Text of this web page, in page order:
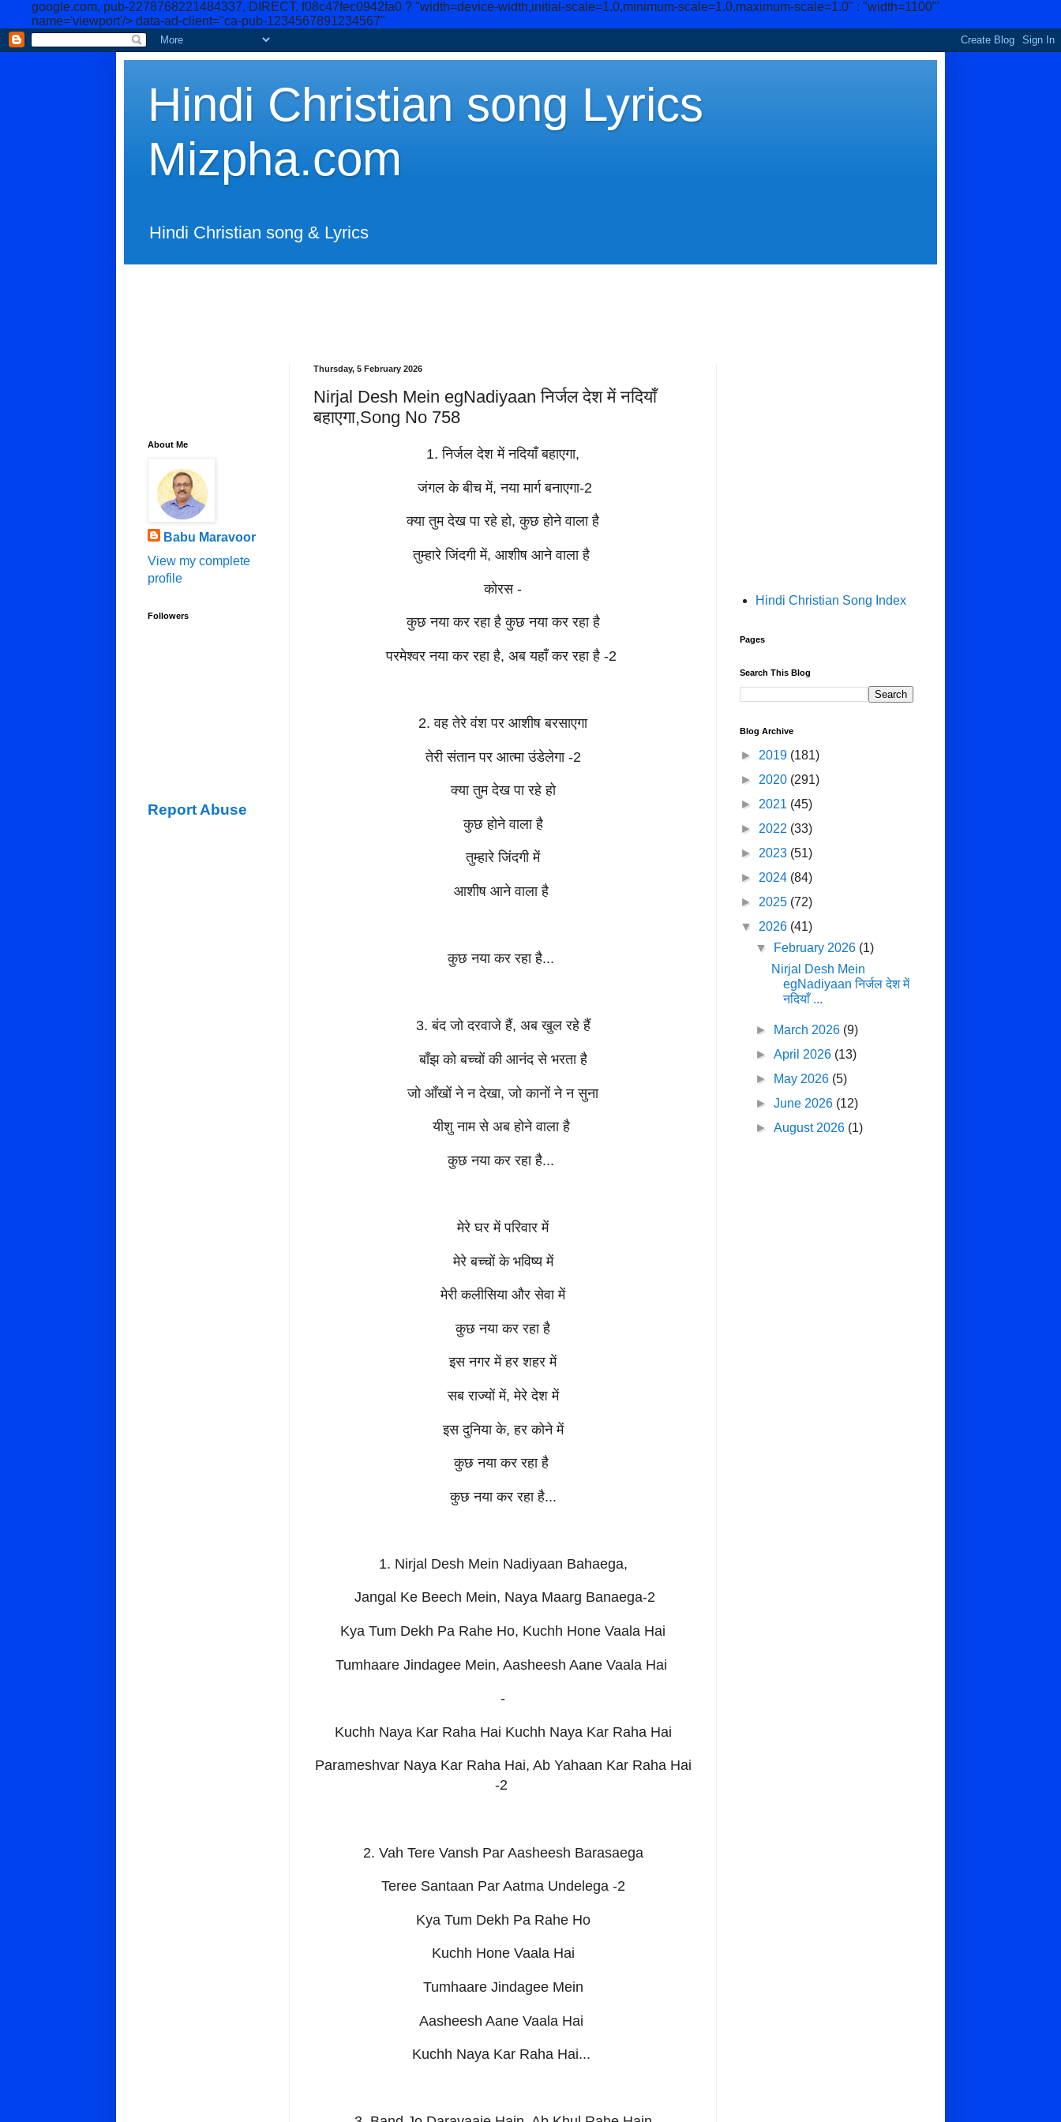
google.com, pub-2278768221484337, DIRECT, f08c47fec0942fa0 ? "width=device-width,initial-scale=1.0,minimum-scale=1.0,maximum-scale=1.0" : "width=1100"'
name='viewport'/> data-ad-client="ca-pub-1234567891234567"
Hindi Christian song Lyrics
Mizpha.com
Hindi Christian song & Lyrics
Thursday, 5 February 2026
Nirjal Desh Mein egNadiyaan निर्जल देश में नदियाँ
बहाएगा,Song No 758
1. निर्जल देश में नदियाँ बहाएगा,
जंगल के बीच में, नया मार्ग बनाएगा-2
क्या तुम देख पा रहे हो, कुछ होने वाला है
तुम्हारे जिंदगी में, आशीष आने वाला है
कोरस -
कुछ नया कर रहा है कुछ नया कर रहा है
परमेश्वर नया कर रहा है, अब यहाँ कर रहा है -2
2. वह तेरे वंश पर आशीष बरसाएगा
तेरी संतान पर आत्मा उंडेलेगा -2
क्या तुम देख पा रहे हो
कुछ होने वाला है
तुम्हारे जिंदगी में
आशीष आने वाला है
कुछ नया कर रहा है...
3. बंद जो दरवाजे हैं, अब खुल रहे हैं
बाँझ को बच्चों की आनंद से भरता है
जो आँखों ने न देखा, जो कानों ने न सुना
यीशु नाम से अब होने वाला है
कुछ नया कर रहा है...
मेरे घर में परिवार में
मेरे बच्चों के भविष्य में
मेरी कलीसिया और सेवा में
कुछ नया कर रहा है
इस नगर में हर शहर में
सब राज्यों में, मेरे देश में
इस दुनिया के, हर कोने में
कुछ नया कर रहा है
कुछ नया कर रहा है...
1. Nirjal Desh Mein Nadiyaan Bahaega,
Jangal Ke Beech Mein, Naya Maarg Banaega-2
Kya Tum Dekh Pa Rahe Ho, Kuchh Hone Vaala Hai
Tumhaare Jindagee Mein, Aasheesh Aane Vaala Hai
-
Kuchh Naya Kar Raha Hai Kuchh Naya Kar Raha Hai
Parameshvar Naya Kar Raha Hai, Ab Yahaan Kar Raha Hai
-2
2. Vah Tere Vansh Par Aasheesh Barasaega
Teree Santaan Par Aatma Undelega -2
Kya Tum Dekh Pa Rahe Ho
Kuchh Hone Vaala Hai
Tumhaare Jindagee Mein
Aasheesh Aane Vaala Hai
Kuchh Naya Kar Raha Hai...
About Me
Babu Maravoor
View my complete
profile
Followers
Report Abuse
Hindi Christian Song Index
Pages
Search This Blog
Blog Archive
► 2019 (181)
► 2020 (291)
► 2021 (45)
► 2022 (33)
► 2023 (51)
► 2024 (84)
► 2025 (72)
▼ 2026 (41)
▼
February 2026 (1)
Nirjal Desh Mein
egNadiyaan निर्जल देश में
नदियाँ ...
► March 2026 (9)
►April 2026 (13)
►
May 2026 (5)
►June 2026 (12)
►August 2026 (1)